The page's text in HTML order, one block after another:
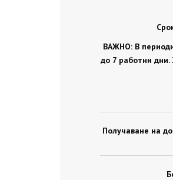
ВАЖНО: В
до 7 работни
Получаване на